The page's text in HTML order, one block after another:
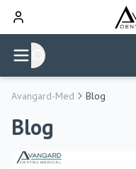
Avangard-Med Blog
Blog